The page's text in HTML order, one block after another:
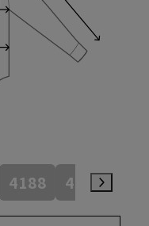
4188 4386